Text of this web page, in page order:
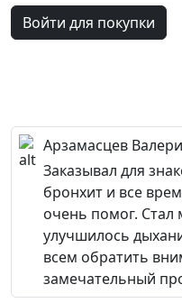
Войти для покупки
Арзамасцев
Заказывал для
бронхит и все
очень помог.
улучшилось
всем обратить
замечательный